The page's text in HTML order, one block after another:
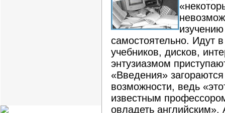
самостоятельно. Идут
учебников, дисков,
энтузиазмом
«Введения»
возможности, ведь
известным
овладеть английским».